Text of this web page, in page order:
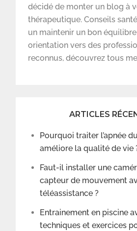
décidé de monter un blog à
thérapeutique. Conseils
un maintenir un bon
orientation vers des
reconnus, découvrez tous
ARTICLES
Pourquoi traiter l’apnée
améliore la qualité de vie
Faut-il installer une
capteur de mouvement
téléassistance ?
Entrainement en piscine
techniques et exercices